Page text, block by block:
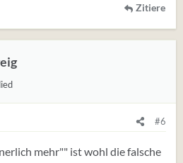
Zitiere
#6
mehr"" ist wohl die falsche